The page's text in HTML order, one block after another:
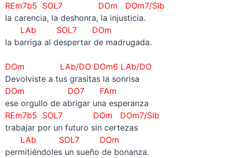
REm7b5 SOL7 DOm DOm7/SIb
la carencia, la deshonra, la injusticia.
LAb SOL7 DOm
la barriga al despertar de madrugada.
DOm LAb/DO DOm6 LAb/DO
Devolviste a tus grasitas la sonrisa
DOm DO7 FAm
ese orgullo de abrigar una esperanza
REm7b5 SOL7 DOm DOm7/SIb
trabajar por un futuro sin certezas
LAb SOL7 DOm
permitiéndoles un sueño de bonanza.